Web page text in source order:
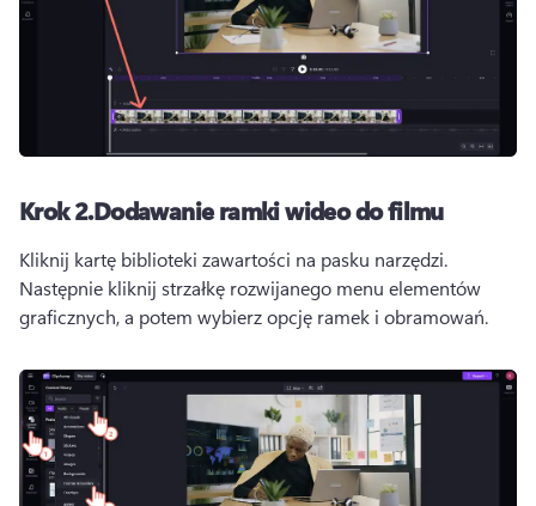
Krok 2.Dodawanie ramki wideo do filmu
Następnie kliknij strzałkę rozwijanego menu elementów
graficznych, a potem wybierz opcję ramek i obramowań.